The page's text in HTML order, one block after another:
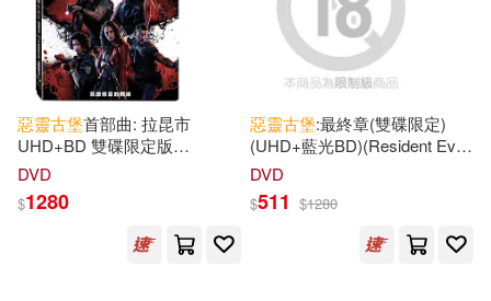
惡靈古堡首部曲: 拉昆市
UHD+BD 雙碟限定版
(Resident Evil: Welcome To
DVD
$1280
惡靈古堡:最終章(雙碟限定)
(UHD+藍光BD)(Resident Evil:
The Final Chapter UHD+BD)
DVD
$511 $1280